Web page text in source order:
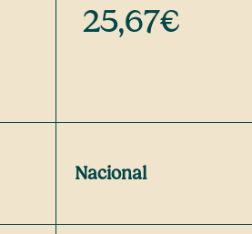
25,67€
Nacional